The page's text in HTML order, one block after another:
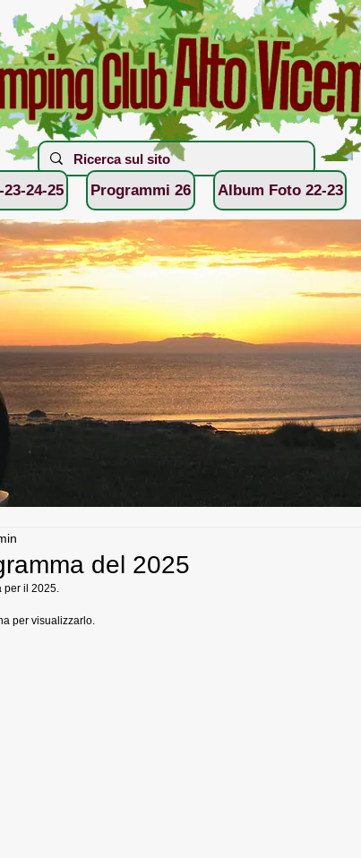
24-25 Programmi 26 Album Foto 22-23
del 2025
per il 2025.
per visualizzarlo.